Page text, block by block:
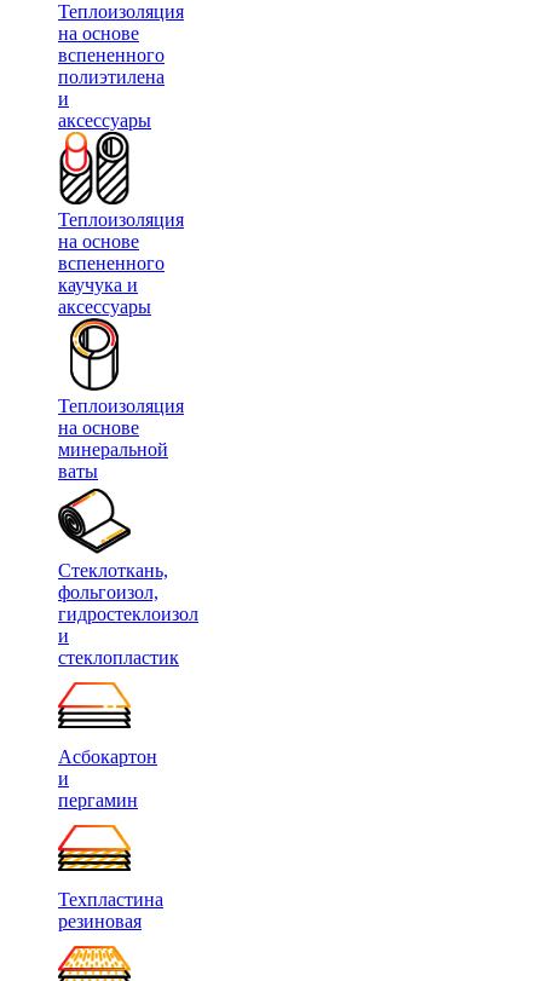
Теплоизоляция
на основе
вспененного
полиэтилена
и
аксессуары
Теплоизоляция
на основе
вспененного
каучука и
аксессуары
Теплоизоляция
на основе
минеральной
ваты
Стеклоткань,
фольгоизол,
гидростеклоизол
и
стеклопластик
Асбокартон
и
пергамин
Техпластина
резиновая